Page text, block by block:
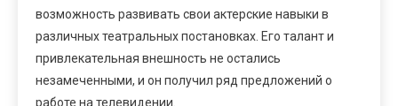
возможность развивать свои актерские навыки в
различных театральных постановках. Его талант и
привлекательная внешность не остались
незамеченными, и он получил ряд предложений о
работе на телевидении.